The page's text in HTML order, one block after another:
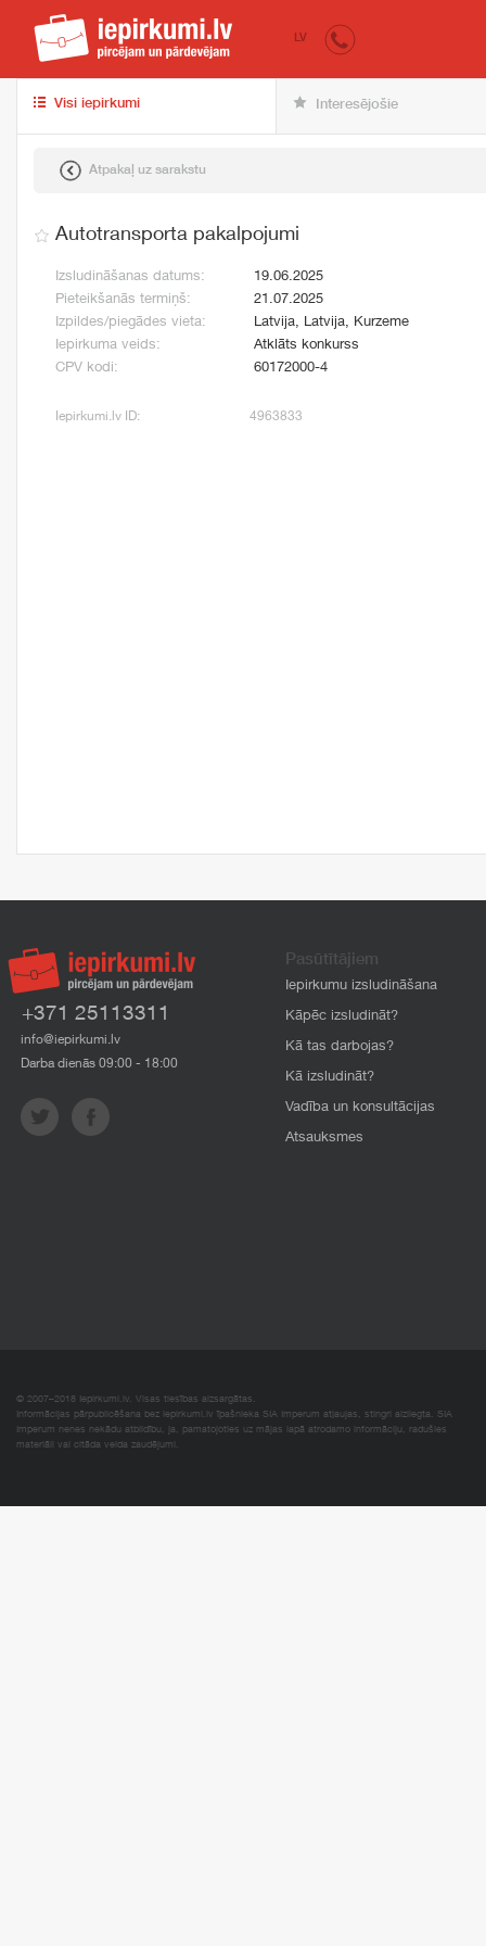
iepirkumi.lv
LV
Visi iepirkumi Interesējošie
Atpakaļ uz sarakstu
Autotransporta pakalpojumi
Izsludināšanas datums:
19.06.2025
Pieteikšanās termiņš:
21.07.2025
Izpildes/piegādes vieta:
Latvija, Latvija, Kurzeme
Iepirkuma veids:
Atklāts konkurss
CPV kodi:
60172000-4
Iepirkumi.lv ID: 4963833
+371 25113311
info@iepirkumi.lv
Darba dienās 09:00 - 18:00
Pasūtītājiem
Iepirkumu izsludināšana
Kāpēc izsludināt?
Kā tas darbojas?
Kā izsludināt?
Vadība un konsultācijas
Atsauksmes
© 2007–2018 Iepirkumi.lv. Visas tiesības aizsargātas.
Informācijas pārpublicēšana bez iepirkumi.lv īpašnieka SIA Imperum atļaujas, stingri aizliegta. SIA
Imperum nenes nekādu atbildību, ja, pamatojoties uz mājas lapā atrodamo informāciju, radušies
materiāli vai citāda veida zaudējumi.